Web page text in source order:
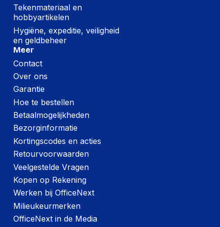
Tekenmateriaal en
hobbyartikelen
Hygiëne, expeditie, veiligheid
en geldbeheer
Meer
Contact
Over ons
Garantie
Hoe te bestellen
Betaalmogelijkheden
Bezorginformatie
Kortingscodes en acties
Retourvoorwaarden
Veelgestelde Vragen
Kopen op Rekening
Werken bij OfficeNext
Milieukeurmerken
OfficeNext in de Media